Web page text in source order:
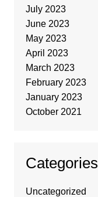
July 2023
June 2023
May 2023
April 2023
March 2023
February 2023
January 2023
October 2021
Categories
Uncategorized